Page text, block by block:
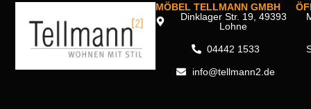
MÖBEL TELLMANN GMBH
Dinklager Str. 19, 49393
Lohne
04442 1533
info@tellmann2.de